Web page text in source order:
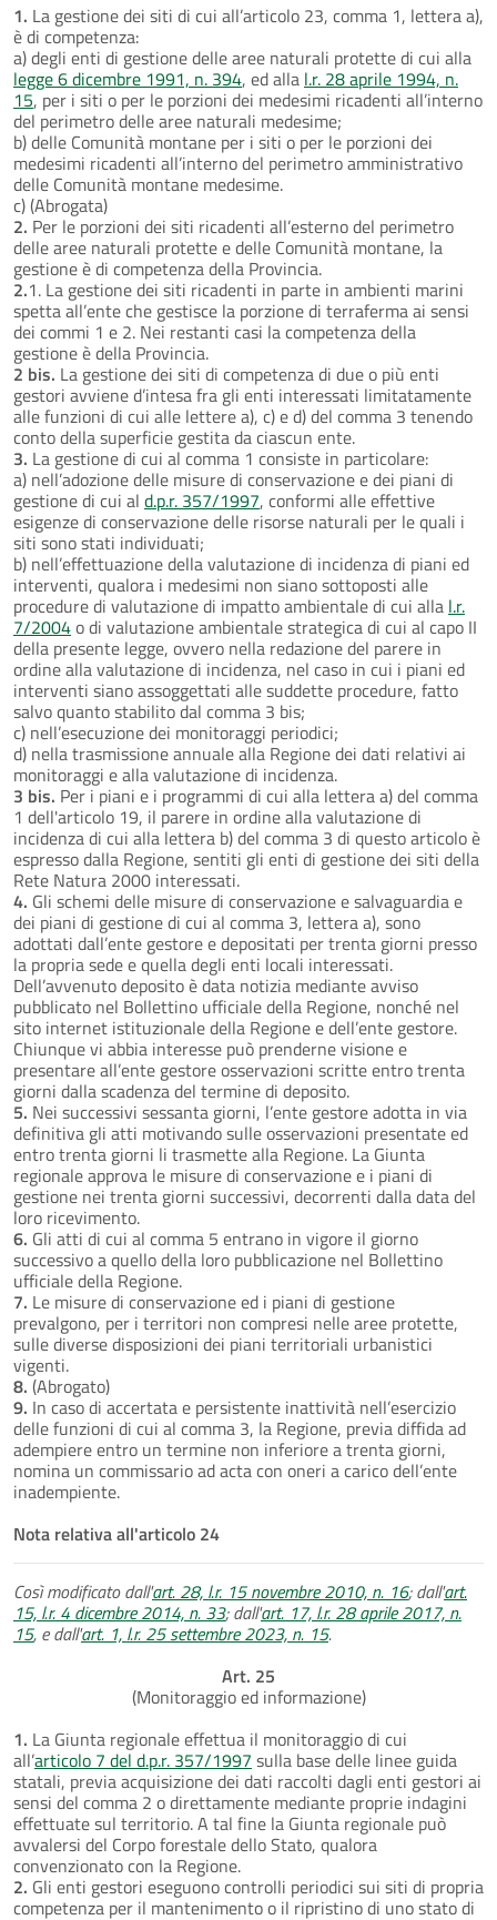
1. La gestione dei siti di cui all’articolo 23, comma 1, lettera a),
è di competenza:
a) degli enti di gestione delle aree naturali protette di cui alla
legge 6 dicembre 1991, n. 394, ed alla l.r. 28 aprile 1994, n.
15, per i siti o per le porzioni dei medesimi ricadenti all’interno
del perimetro delle aree naturali medesime;
b) delle Comunità montane per i siti o per le porzioni dei
medesimi ricadenti all’interno del perimetro amministrativo
delle Comunità montane medesime.
c) (Abrogata)
2. Per le porzioni dei siti ricadenti all’esterno del perimetro
delle aree naturali protette e delle Comunità montane, la
gestione è di competenza della Provincia.
2.1. La gestione dei siti ricadenti in parte in ambienti marini
spetta all’ente che gestisce la porzione di terraferma ai sensi
dei commi 1 e 2. Nei restanti casi la competenza della
gestione è della Provincia.
2 bis. La gestione dei siti di competenza di due o più enti
gestori avviene d’intesa fra gli enti interessati limitatamente
alle funzioni di cui alle lettere a), c) e d) del comma 3 tenendo
conto della superficie gestita da ciascun ente.
3. La gestione di cui al comma 1 consiste in particolare:
a) nell’adozione delle misure di conservazione e dei piani di
gestione di cui al d.p.r. 357/1997, conformi alle effettive
esigenze di conservazione delle risorse naturali per le quali i
siti sono stati individuati;
b) nell’effettuazione della valutazione di incidenza di piani ed
interventi, qualora i medesimi non siano sottoposti alle
procedure di valutazione di impatto ambientale di cui alla l.r.
7/2004o di valutazione ambientale strategica di cui al capo II
della presente legge, ovvero nella redazione del parere in
ordine alla valutazione di incidenza, nel caso in cui i piani ed
interventi siano assoggettati alle suddette procedure, fatto
salvo quanto stabilito dal comma 3 bis;
c) nell’esecuzione dei monitoraggi periodici;
d) nella trasmissione annuale alla Regione dei dati relativi ai
monitoraggi e alla valutazione di incidenza.
3 bis. Per i piani e i programmi di cui alla lettera a) del comma
1 dell'articolo 19, il parere in ordine alla valutazione di
incidenza di cui alla lettera b) del comma 3 di questo articolo è
espresso dalla Regione, sentiti gli enti di gestione dei siti della
Rete Natura 2000 interessati.
4. Gli schemi delle misure di conservazione e salvaguardia e
dei piani di gestione di cui al comma 3, lettera a), sono
adottati dall’ente gestore e depositati per trenta giorni presso
la propria sede e quella degli enti locali interessati.
Dell’avvenuto deposito è data notizia mediante avviso
pubblicato nel Bollettino ufficiale della Regione, nonché nel
sito internet istituzionale della Regione e dell’ente gestore.
Chiunque vi abbia interesse può prenderne visione e
presentare all’ente gestore osservazioni scritte entro trenta
giorni dalla scadenza del termine di deposito.
5. Nei successivi sessanta giorni, l’ente gestore adotta in via
definitiva gli atti motivando sulle osservazioni presentate ed
entro trenta giorni li trasmette alla Regione. La Giunta
regionale approva le misure di conservazione e i piani di
gestione nei trenta giorni successivi, decorrenti dalla data del
loro ricevimento.
6. Gli atti di cui al comma 5 entrano in vigore il giorno
successivo a quello della loro pubblicazione nel Bollettino
ufficiale della Regione.
7. Le misure di conservazione ed i piani di gestione
prevalgono, per i territori non compresi nelle aree protette,
sulle diverse disposizioni dei piani territoriali urbanistici
vigenti.
8. (Abrogato)
9. In caso di accertata e persistente inattività nell’esercizio
delle funzioni di cui al comma 3, la Regione, previa diffida ad
adempiere entro un termine non inferiore a trenta giorni,
nomina un commissario ad acta con oneri a carico dell’ente
inadempiente.
Nota relativa all'articolo 24
Così modificato dall'art. 28, l.r. 15 novembre 2010, n. 16; dall'art.
15, l.r. 4 dicembre 2014, n. 33; dall'art. 17, l.r. 28 aprile 2017, n.
15, e dall'art. 1, l.r. 25 settembre 2023, n. 15.
Art. 25
(Monitoraggio ed informazione)
1. La Giunta regionale effettua il monitoraggio di cui
all’articolo 7 del d.p.r. 357/1997 sulla base delle linee guida
statali, previa acquisizione dei dati raccolti dagli enti gestori ai
sensi del comma 2 o direttamente mediante proprie indagini
effettuate sul territorio. A tal fine la Giunta regionale può
avvalersi del Corpo forestale dello Stato, qualora
convenzionato con la Regione.
2. Gli enti gestori eseguono controlli periodici sui siti di propria
competenza per il mantenimento o il ripristino di uno stato di